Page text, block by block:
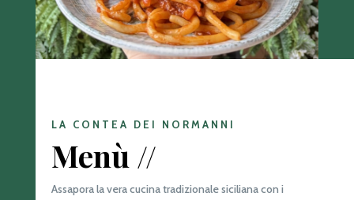
LA CONTEA DEI NORMANNI
Menù //
Assapora la vera cucina tradizionale siciliana con i